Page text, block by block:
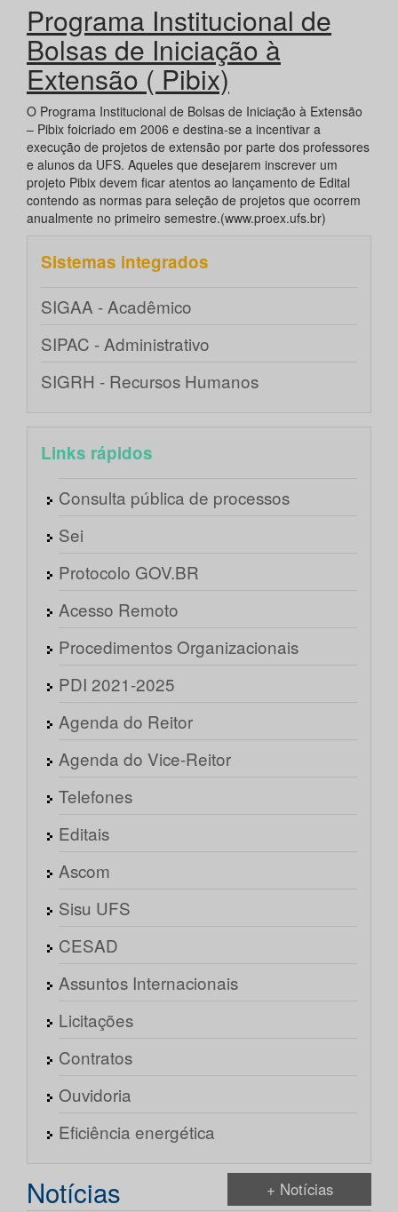
Programa Institucional de
Bolsas de Iniciação à
Extensão ( Pibix)
O Programa Institucional de Bolsas de Iniciação à Extensão
– Pibix foicriado em 2006 e destina-se a incentivar a
execução de projetos de extensão por parte dos professores
e alunos da UFS. Aqueles que desejarem inscrever um
projeto Pibix devem ficar atentos ao lançamento de Edital
contendo as normas para seleção de projetos que ocorrem
anualmente no primeiro semestre.(www.proex.ufs.br)
Sistemas integrados
SIGAA - Acadêmico
SIPAC - Administrativo
SIGRH - Recursos Humanos
Links rápidos
Consulta pública de processos
Sei
Protocolo GOV.BR
Acesso Remoto
Procedimentos Organizacionais
PDI 2021-2025
Agenda do Reitor
Agenda do Vice-Reitor
Telefones
Editais
Ascom
Sisu UFS
CESAD
Assuntos Internacionais
Licitações
Contratos
Ouvidoria
Eficiência energética
Notícias + Notícias